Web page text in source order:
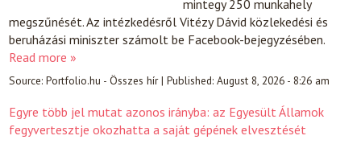
mintegy 250 munkahely
megszűnését. Az intézkedésről Vitézy Dávid közlekedési és
beruházási miniszter számolt be Facebook-bejegyzésében.
Read more »
Source:Portfolio.hu - Összes hír|Published:August 8, 2026 - 8:26 am
Egyre több jel mutat azonos irányba: az Egyesült Államok
fegyvertesztje okozhatta a saját gépének elvesztését